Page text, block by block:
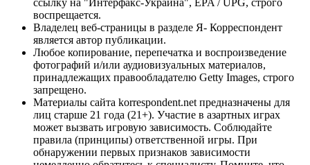
воспрещается.
Владелец веб-страницы в разделе Я- Корреспондент
является автор публикации.
Любое копирование, перепечатка и воспроизведение
фотографий и/или аудиовизуальных материалов,
принадлежащих правообладателю Getty Images, строго
запрещено.
Материалы сайта korrespondent.net предназначены для
лиц старше 21 года (21+). Участие в азартных играх
может вызвать игровую зависимость. Соблюдайте
правила (принципы) ответственной игры. При
обнаружении первых признаков зависимости